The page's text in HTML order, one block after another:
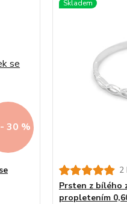
30 %
2
Prsten z bílého
propletením